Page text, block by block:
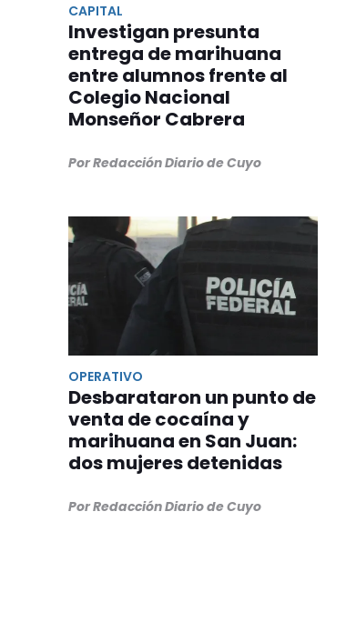
CAPITAL
Investigan presunta
entrega de marihuana
entre alumnos frente al
Colegio Nacional
Monseñor Cabrera
Por Redacción Diario de Cuyo
OPERATIVO
Desbarataron un punto de
venta de cocaína y
marihuana en San Juan:
dos mujeres detenidas
Por Redacción Diario de Cuyo